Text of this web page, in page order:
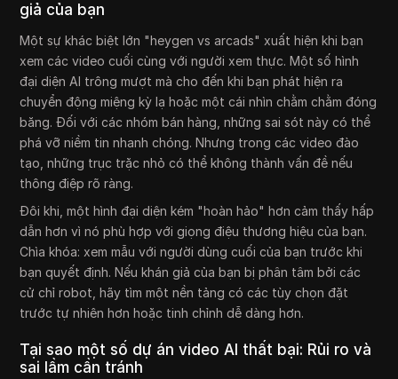
giả của bạn
Một sự khác biệt lớn "heygen vs arcads" xuất hiện khi bạn
xem các video cuối cùng với người xem thực. Một số hình
đại diện AI trông mượt mà cho đến khi bạn phát hiện ra
chuyển động miệng kỳ lạ hoặc một cái nhìn chằm chằm đóng
băng. Đối với các nhóm bán hàng, những sai sót này có thể
phá vỡ niềm tin nhanh chóng. Nhưng trong các video đào
tạo, những trục trặc nhỏ có thể không thành vấn đề nếu
thông điệp rõ ràng.
Đôi khi, một hình đại diện kém "hoàn hảo" hơn cảm thấy hấp
dẫn hơn vì nó phù hợp với giọng điệu thương hiệu của bạn.
Chìa khóa: xem mẫu với người dùng cuối của bạn trước khi
bạn quyết định. Nếu khán giả của bạn bị phân tâm bởi các
cử chỉ robot, hãy tìm một nền tảng có các tùy chọn đặt
trước tự nhiên hơn hoặc tinh chỉnh dễ dàng hơn.
Tại sao một số dự án video AI thất bại: Rủi ro và
sai lầm cần tránh